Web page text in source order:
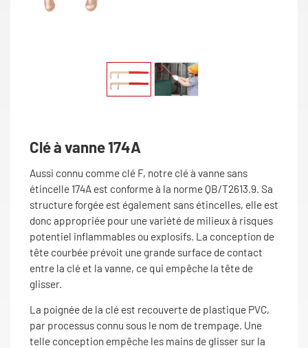
Clé à vanne 174A
Aussi connu comme clé F, notre clé à vanne sans
étincelle 174A est conforme à la norme QB/T2613.9. Sa
structure forgée est également sans étincelles, elle est
donc appropriée pour une variété de milieux à risques
potentiel inflammables ou explosifs. La conception de
tête courbée prévoit une grande surface de contact
entre la clé et la vanne, ce qui empêche la tête de
glisser.
La poignée de la clé est recouverte de plastique PVC,
par processus connu sous le nom de trempage. Une
telle conception empêche les mains de glisser sur la